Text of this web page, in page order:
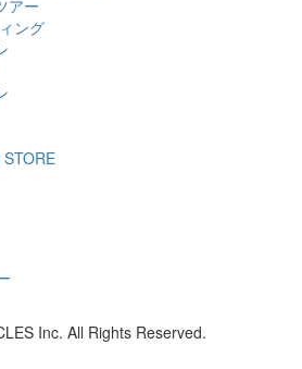
アー
ング
Inc. All Rights Reserved.